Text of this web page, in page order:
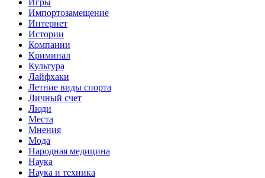
Импортозамещение
Интернет
Истории
Компании
Криминал
Культура
Лайфхаки
Летние виды спорта
Личный счет
Люди
Места
Мнения
Мода
Народная медицина
Наука
Наука и техника